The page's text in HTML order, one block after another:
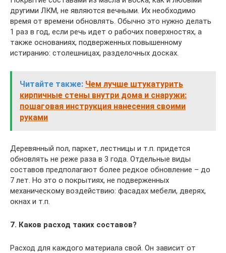
другими ЛКМ, не являются вечными. Их необходимо
время от времени обновлять. Обычно это нужно делать
1 раз в год, если речь идет о рабочих поверхностях, а
также основаниях, подверженных повышенному
истиранию: столешницах, разделочных досках.
Читайте также: Чем лучше штукатурить
кирпичные стены внутри дома и снаружи:
пошаговая инструкция нанесения своими
руками
Деревянный пол, паркет, лестницы и т.п. придется
обновлять не реже раза в 3 года. Отдельные виды
составов предполагают более редкое обновление – до
7 лет. Но это о покрытиях, не подверженных
механическому воздействию: фасадах мебели, дверях,
окнах и т.п.
7. Каков расход таких составов?
Расход для каждого материала свой. Он зависит от